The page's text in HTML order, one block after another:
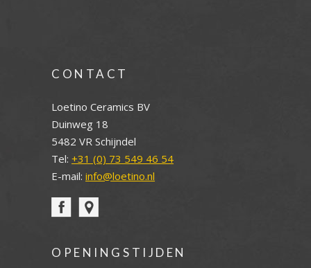
CONTACT
Loetino Ceramics BV
Duinweg 18
5482 VR Schijndel
Tel: +31 (0) 73 549 46 54
E-mail: info@loetino.nl
OPENINGSTIJDEN